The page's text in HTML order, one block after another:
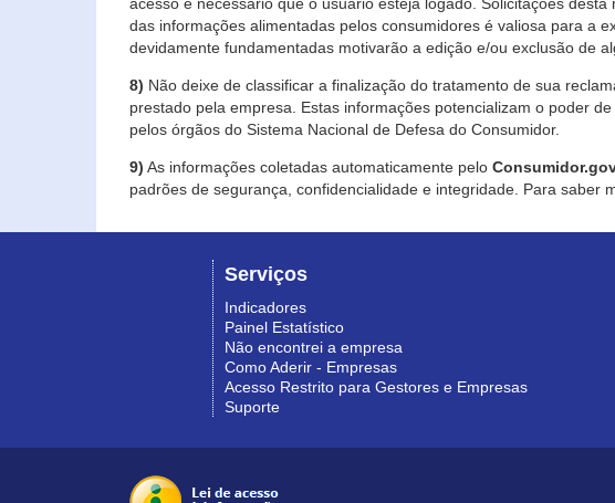
das informações alimentadas pelos consumidores é valiosa para a
devidamente fundamentadas motivarão a edição e/ou exclusão de
8) Não deixe de classificar a finalização do tratamento de sua
prestado pela empresa. Estas informações potencializam o poder
pelos órgãos do Sistema Nacional de Defesa do Consumidor.
9) As informações coletadas automaticamente pelo
padrões de segurança, confidencialidade e integridade. Para saber
Serviços
Indicadores
Painel Estatístico
Não encontrei a empresa
Como Aderir - Empresas
Acesso Restrito para Gestores e Empresas
Suporte